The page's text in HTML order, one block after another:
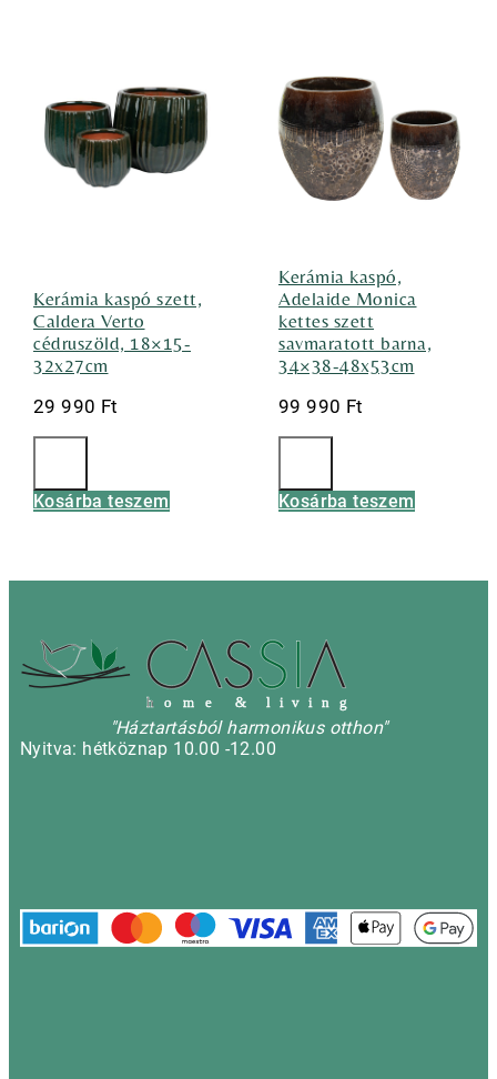
Kerámia kaspó szett,
Caldera Verto
cédruszöld, 18×15-
32x27cm
29 990 Ft
Kosárba teszem
Kerámia kaspó,
Adelaide Monica
kettes szett
savmaratott barna,
34×38-48x53cm
99 990 Ft
Kosárba teszem
h o m e & l i v i n g
"Háztartásból harmonikus otthon"
Nyitva: hétköznap 10.00 -12.00